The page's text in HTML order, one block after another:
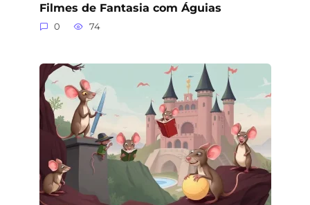
Filmes de Fantasia com Águias
0 74